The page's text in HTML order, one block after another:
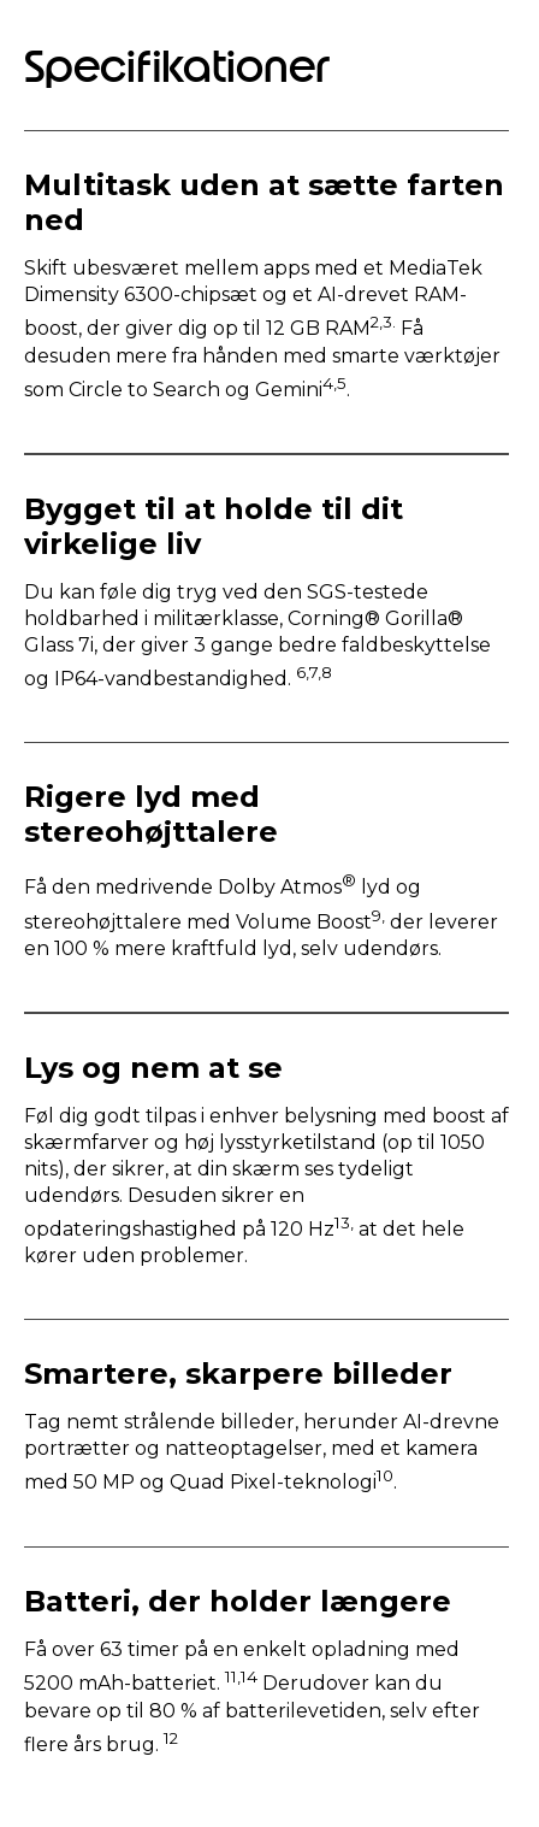
Specifikationer
Multitask uden at sætte farten
ned
Skift ubesværet mellem apps med et MediaTek
Dimensity 6300-chipsæt og et AI-drevet RAM-
boost, der giver dig op til 12 GB RAM2,3. Få
desuden mere fra hånden med smarte værktøjer
som Circle to Search og Gemini4,5.
Bygget til at holde til dit
virkelige liv
Du kan føle dig tryg ved den SGS-testede
holdbarhed i militærklasse, Corning® Gorilla®
Glass 7i, der giver 3 gange bedre faldbeskyttelse
og IP64-vandbestandighed. 6,7,8
Rigere lyd med
stereohøjttalere
Få den medrivende Dolby Atmos®
lyd og
stereohøjttalere med Volume Boost9, der leverer
en 100 % mere kraftfuld lyd, selv udendørs.
Lys og nem at se
Føl dig godt tilpas i enhver belysning med boost af
skærmfarver og høj lysstyrketilstand (op til 1050
nits), der sikrer, at din skærm ses tydeligt
udendørs. Desuden sikrer en
opdateringshastighed på 120 Hz13, at det hele
kører uden problemer.
Smartere, skarpere billeder
Tag nemt strålende billeder, herunder AI-drevne
portrætter og natteoptagelser, med et kamera
med 50 MP og Quad Pixel-teknologi10.
Batteri, der holder længere
Få over 63 timer på en enkelt opladning med
5200 mAh-batteriet. 11,14 Derudover kan du
bevare op til 80 % af batterilevetiden, selv efter
flere års brug. 12